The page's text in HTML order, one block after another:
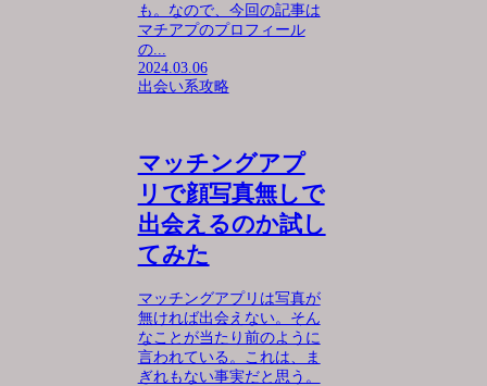
も。なので、今回の記事は
マチアプのプロフィール
の...
2024.03.06
出会い系攻略
マッチングアプ
リで顔写真無しで
出会えるのか試し
てみた
マッチングアプリは写真が
無ければ出会えない。そん
なことが当たり前のように
言われている。これは、ま
ぎれもない事実だと思う。